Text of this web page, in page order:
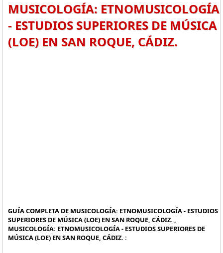
MUSICOLOGÍA: ETNOMUSICOLOGÍA
- ESTUDIOS SUPERIORES DE MÚSICA
(LOE) EN SAN ROQUE, CÁDIZ.
GUÍA COMPLETA DE MUSICOLOGÍA: ETNOMUSICOLOGÍA - ESTUDIOS
SUPERIORES DE MÚSICA (LOE) EN SAN ROQUE, CÁDIZ. ,
MUSICOLOGÍA: ETNOMUSICOLOGÍA - ESTUDIOS SUPERIORES DE
MÚSICA (LOE) EN SAN ROQUE, CÁDIZ. :